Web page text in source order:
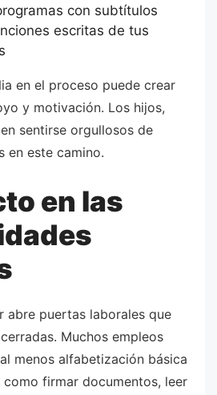
con subtítulos
escritas de tus
en el proceso puede crear
y motivación. Los hijos,
sentirse orgullosos de
en este camino.
en las
abre puertas laborales que
Muchos empleos
menos alfabetización básica
firmar documentos, leer